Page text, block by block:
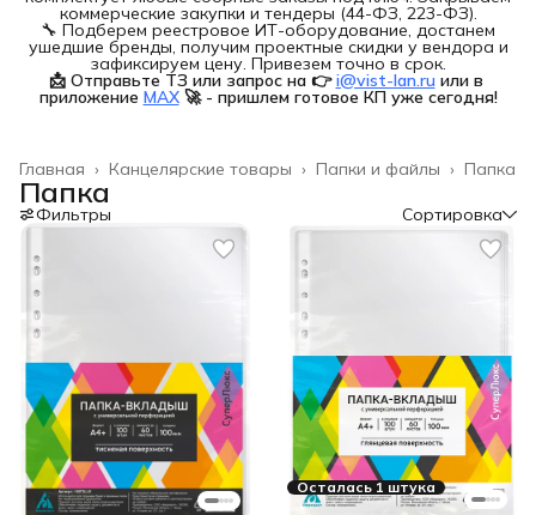
коммерческие закупки и тендеры (44-ФЗ, 223-ФЗ).
🔧 Подберем реестровое ИТ-оборудование, достанем
ушедшие бренды, получим проектные скидки у вендора и
зафиксируем цену. Привезем точно в срок.
📩 Отправьте ТЗ или запрос на 👉 i@vist-lan.ru или в
приложение MAX 🚀 - пришлем готовое КП уже сегодня!
Папка
Папки и файлы ›
Канцелярские товары ›
Главная ›
Папка
Фильтры Сортировка
Осталась 1 штука